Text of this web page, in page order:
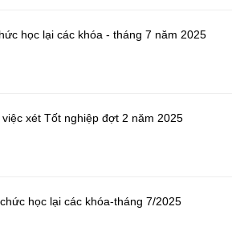
học lại các khóa - tháng 7 năm 2025
xét Tốt nghiệp đợt 2 năm 2025
học lại các khóa-tháng 7/2025